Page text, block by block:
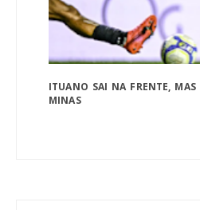
ITUANO SAI NA FRENTE,
MINAS